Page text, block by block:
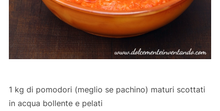
1 kg di pomodori (meglio se pachino) maturi scottati
in acqua bollente e pelati